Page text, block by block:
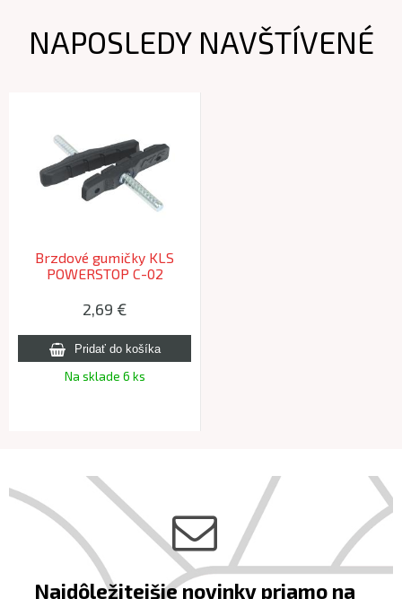
NAPOSLEDY NAVŠTÍVENÉ
Brzdové gumičky KLS
POWERSTOP C-02
2,69 €
Na sklade 6 ks
Najdôležitejšie novinky priamo na